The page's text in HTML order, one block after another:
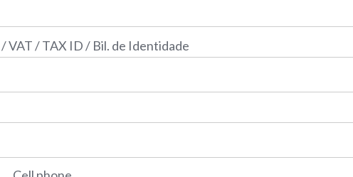
VAT / TAX ID / Bil. de Identidade